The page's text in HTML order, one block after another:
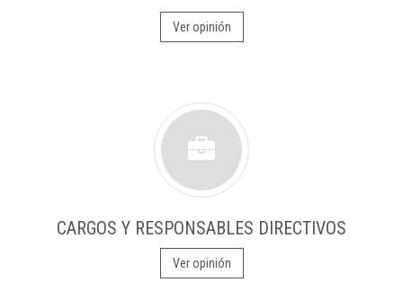
Ver opinión
CARGOS Y RESPONSABLES DIRECTIVOS
Ver opinión